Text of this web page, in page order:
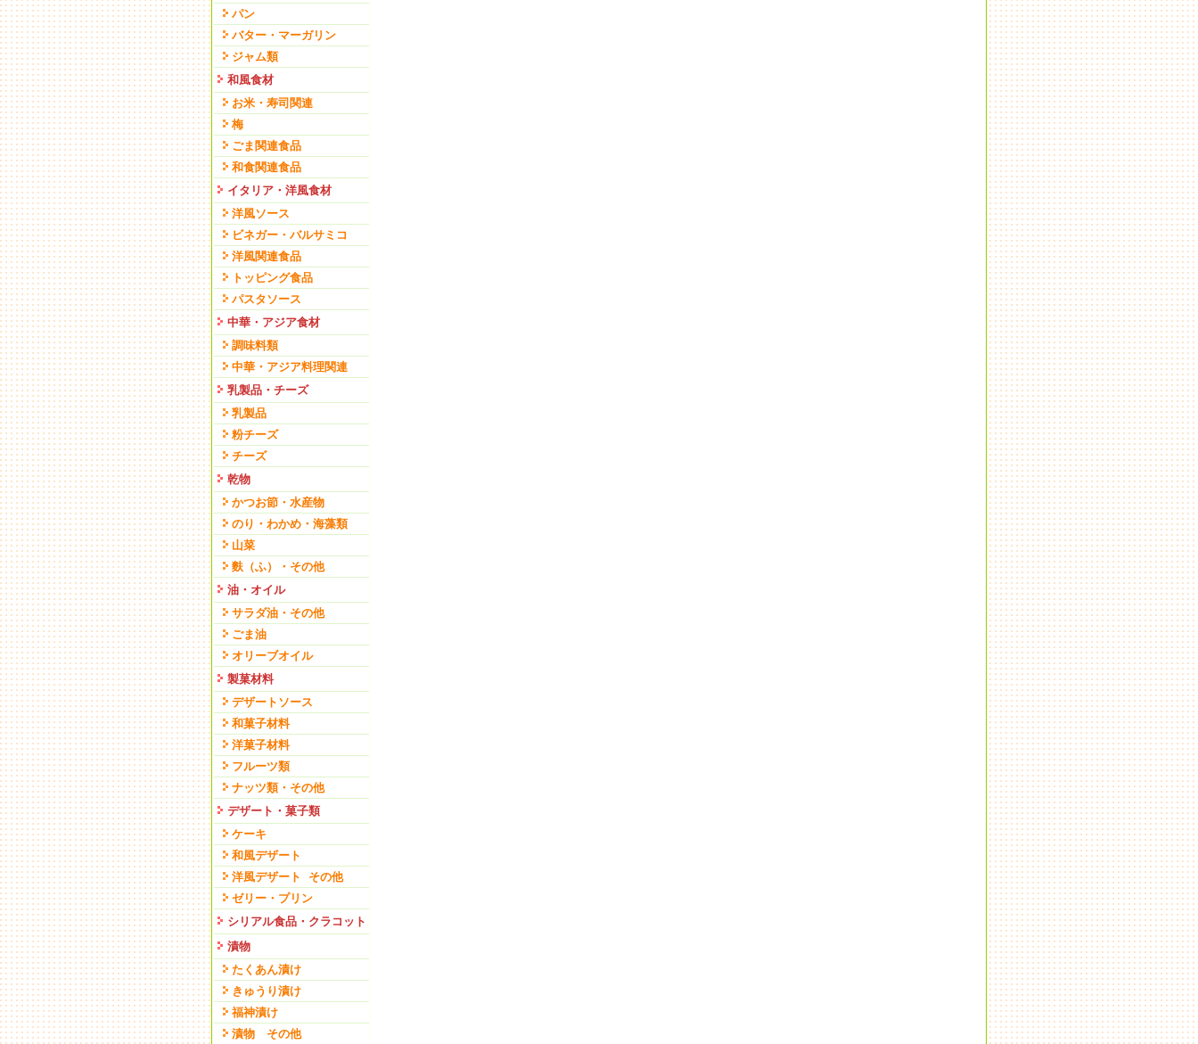
パン
バター・マーガリン
ジャム類
和風食材
お米・寿司関連
梅
ごま関連食品
和食関連食品
イタリア・洋風食材
洋風ソース
ビネガー・バルサミコ
洋風関連食品
トッピング食品
パスタソース
中華・アジア食材
調味料類
中華・アジア料理関連
乳製品・チーズ
乳製品
粉チーズ
チーズ
乾物
かつお節・水産物
のり・わかめ・海藻類
山菜
麩（ふ）・その他
油・オイル
サラダ油・その他
ごま油
オリーブオイル
製菓材料
デザートソース
和菓子材料
洋菓子材料
フルーツ類
ナッツ類・その他
デザート・菓子類
ケーキ
和風デザート
洋風デザート その他
ゼリー・プリン
シリアル食品・クラコット
漬物
たくあん漬け
きゅうり漬け
福神漬け
漬物 その他